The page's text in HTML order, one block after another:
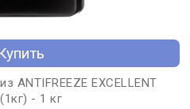
ANTIFREEZE EXCELLENT
- 1 кг